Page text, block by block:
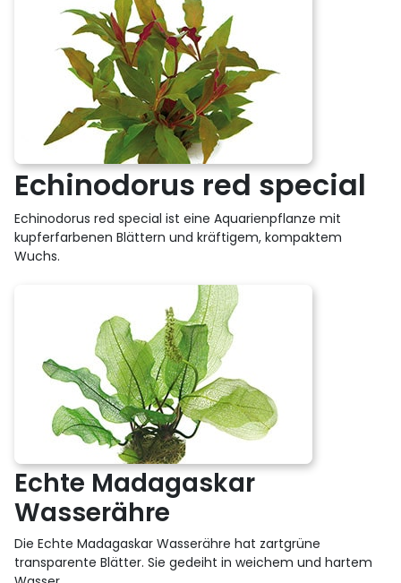
Echinodorus red special
Echinodorus red special ist eine Aquarienpflanze mit
kupferfarbenen Blättern und kräftigem, kompaktem
Wuchs.
Echte Madagaskar
Wasserähre
Die Echte Madagaskar Wasserähre hat zartgrüne
transparente Blätter. Sie gedeiht in weichem und hartem